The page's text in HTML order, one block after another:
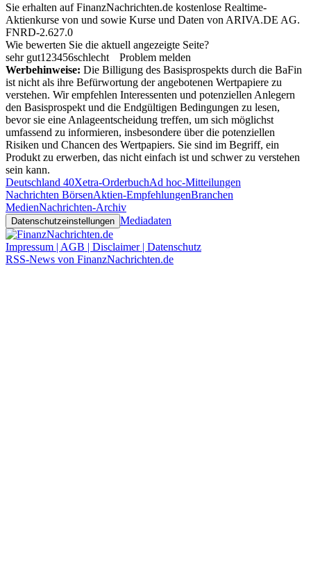
Sie erhalten auf FinanzNachrichten.de kostenlose Realtime-
Aktienkurse von und sowie Kurse und Daten von ARIVA.DE AG.
FNRD-2.627.0
Wie bewerten Sie die aktuell angezeigte Seite?
sehr gut1 23456schlecht
Problem melden
Werbehinweise: Die Billigung des Basisprospekts durch die BaFin
ist nicht als ihre Befürwortung der angebotenen Wertpapiere zu
verstehen. Wir empfehlen Interessenten und potenziellen Anlegern
den Basisprospekt und die Endgültigen Bedingungen zu lesen,
bevor sie eine Anlageentscheidung treffen, um sich möglichst
umfassend zu informieren, insbesondere über die potenziellen
Risiken und Chancen des Wertpapiers. Sie sind im Begriff, ein
Produkt zu erwerben, das nicht einfach ist und schwer zu verstehen
sein kann.
Deutschland 40Xetra-OrderbuchAd hoc-Mitteilungen
Nachrichten BörsenAktien-EmpfehlungenBranchen
MedienNachrichten-Archiv
Datenschutzeinstellungen Mediadaten
Impressum | AGB | Disclaimer | Datenschutz
RSS-News von FinanzNachrichten.de